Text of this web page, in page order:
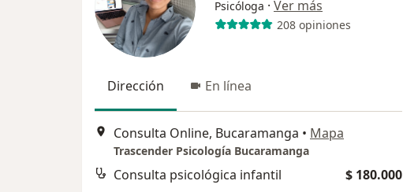
Psicóloga · Ver más
208 opiniones
Dirección En línea
Consulta Online, Bucaramanga • Mapa
Trascender Psicología Bucaramanga
Consulta psicológica infantil $ 180.000